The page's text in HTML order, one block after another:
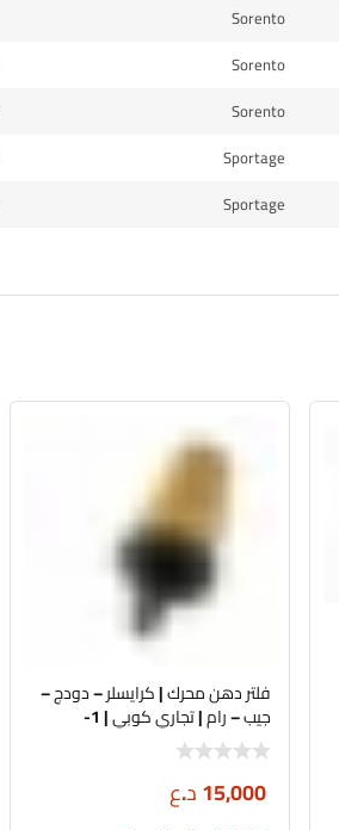
Sorento
Sorento
Sorento
Sportage
Sportage
فلتر دهن محرك | كرايسلر – دودج –
جيب – رام | تجاري كوبي | 1-
68191349AA
15,000د.ع